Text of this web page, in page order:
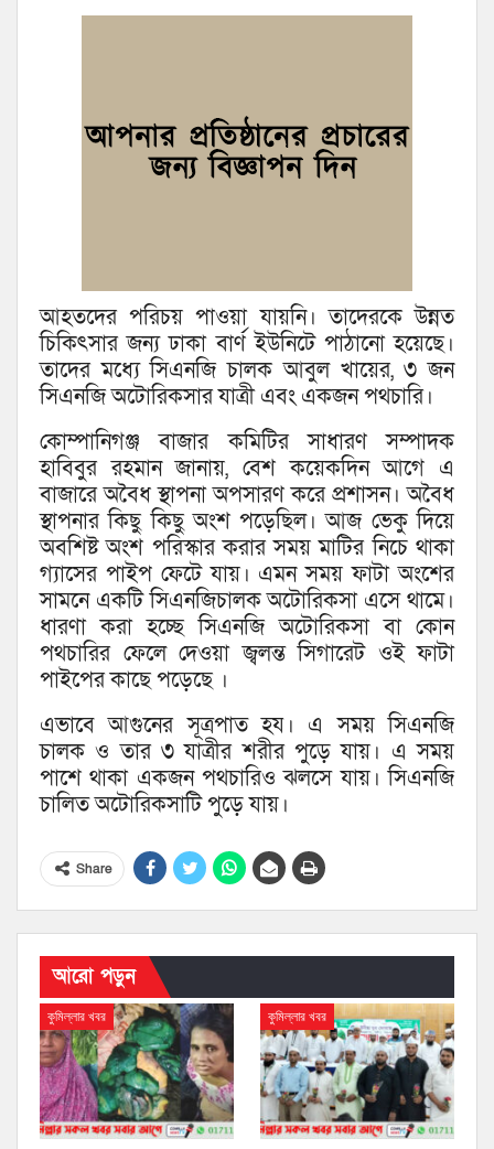
আহতদের পরিচয় পাওয়া যায়নি। তাদেরকে উন্নত
চিকিৎসার জন্য ঢাকা বার্ণ ইউনিটে পাঠানো হয়েছে।
তাদের মধ্যে সিএনজি চালক আবুল খায়ের, ৩ জন
সিএনজি অটোরিকসার যাত্রী এবং একজন পথচারি।
কোম্পানিগঞ্জ বাজার কমিটির সাধারণ সম্পাদক
হাবিবুর রহমান জানায়, বেশ কয়েকদিন আগে এ
বাজারে অবৈধ স্থাপনা অপসারণ করে প্রশাসন। অবৈধ
স্থাপনার কিছু কিছু অংশ পড়েছিল। আজ ভেকু দিয়ে
অবশিষ্ট অংশ পরিস্কার করার সময় মাটির নিচে থাকা
গ্যাসের পাইপ ফেটে যায়। এমন সময় ফাটা অংশের
সামনে একটি সিএনজিচালক অটোরিকসা এসে থামে।
ধারণা করা হচ্ছে সিএনজি অটোরিকসা বা কোন
পথচারির ফেলে দেওয়া জ্বলন্ত সিগারেট ওই ফাটা
পাইপের কাছে পড়েছে ।
এভাবে আগুনের সূত্রপাত হয। এ সময় সিএনজি
চালক ও তার ৩ যাত্রীর শরীর পুড়ে যায়। এ সময়
পাশে থাকা একজন পথচারিও ঝলসে যায়। সিএনজি
চালিত অটোরিকসাটি পুড়ে যায়।
Share
আরো পড়ুন
কুমিল্লার খবর কুমিল্লার খবর